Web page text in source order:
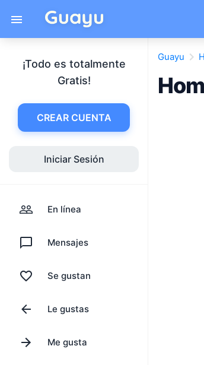
¡Todo es totalmente
Gratis!
CREAR CUENTA
Iniciar Sesión
En línea
Mensajes
Se gustan
Le gustas
Me gusta
Guayu